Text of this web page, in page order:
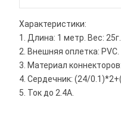
Характеристики:
1. Длина: 1 метр. Вес: 25г.
2. Внешняя оплетка: PVC.
3. Материал коннекторов:
4. Сердечник: (24/
5. Ток до 2.4A.